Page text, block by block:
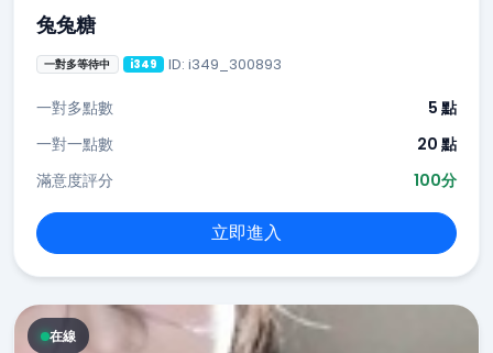
兔兔糖
一對多等待中 i349 ID: i349_300893
一對多點數
5 點
一對一點數
20 點
滿意度評分
100分
立即進入
在線